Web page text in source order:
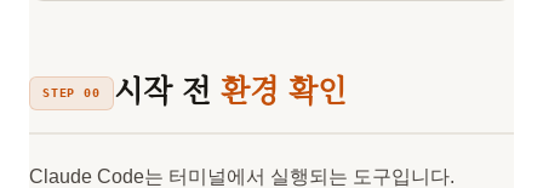
STEP 00 시작 전 환경 확인
Claude Code는 터미널에서 실행되는 도구입니다.